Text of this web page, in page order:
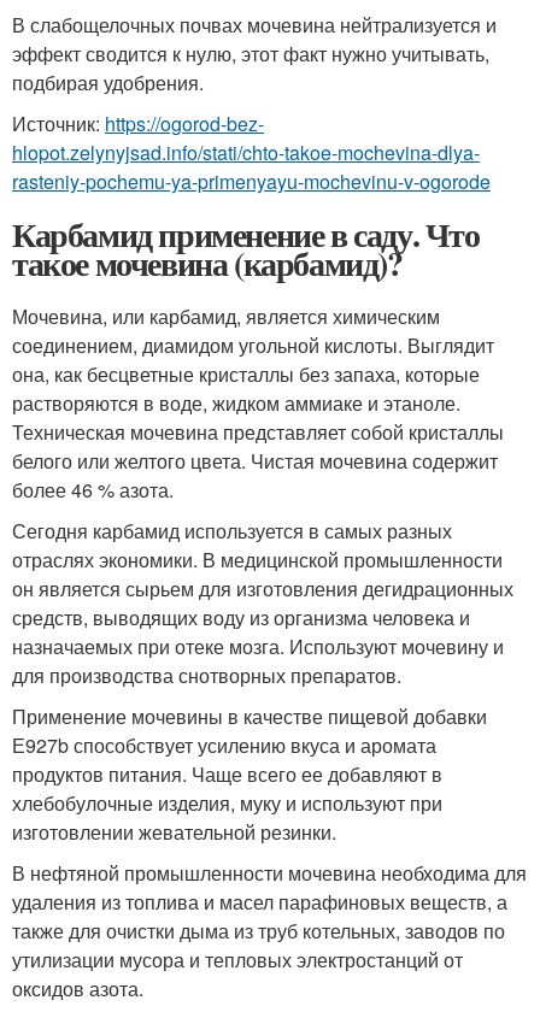
В слабощелочных почвах мочевина нейтрализуется и
эффект сводится к нулю, этот факт нужно учитывать,
подбирая удобрения.
Источник: https://ogorod-bez-
hlopot.zelynyjsad.info/stati/chto-takoe-mochevina-dlya-
rasteniy-pochemu-ya-primenyayu-mochevinu-v-ogorode
Карбамид применение в саду. Что
такое мочевина (карбамид)?
Мочевина, или карбамид, является химическим
соединением, диамидом угольной кислоты. Выглядит
она, как бесцветные кристаллы без запаха, которые
растворяются в воде, жидком аммиаке и этаноле.
Техническая мочевина представляет собой кристаллы
белого или желтого цвета. Чистая мочевина содержит
более 46 % азота.
Сегодня карбамид используется в самых разных
отраслях экономики. В медицинской промышленности
он является сырьем для изготовления дегидрационных
средств, выводящих воду из организма человека и
назначаемых при отеке мозга. Используют мочевину и
для производства снотворных препаратов.
Применение мочевины в качестве пищевой добавки
Е927b способствует усилению вкуса и аромата
продуктов питания. Чаще всего ее добавляют в
хлебобулочные изделия, муку и используют при
изготовлении жевательной резинки.
В нефтяной промышленности мочевина необходима для
удаления из топлива и масел парафиновых веществ, а
также для очистки дыма из труб котельных, заводов по
утилизации мусора и тепловых электростанций от
оксидов азота.